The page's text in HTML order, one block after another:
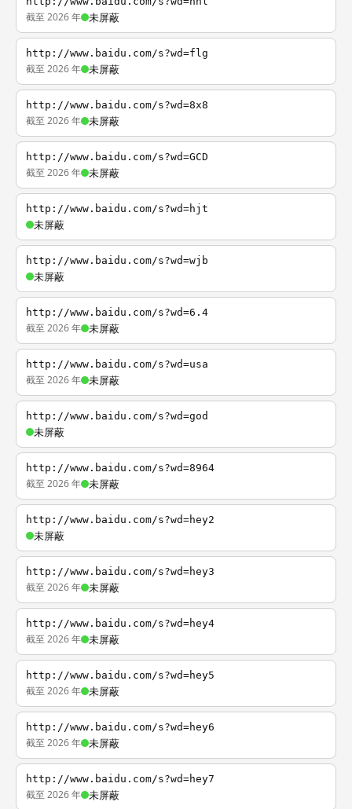
截至 2026 年 未屏蔽
http://www.baidu.com/s?wd=flg
截至 2026 年 未屏蔽
http://www.baidu.com/s?wd=8x8
截至 2026 年 未屏蔽
http://www.baidu.com/s?wd=GCD
截至 2026 年 未屏蔽
http://www.baidu.com/s?wd=hjt
未屏蔽
http://www.baidu.com/s?wd=wjb
未屏蔽
http://www.baidu.com/s?wd=6.4
截至 2026 年 未屏蔽
http://www.baidu.com/s?wd=usa
截至 2026 年 未屏蔽
http://www.baidu.com/s?wd=god
未屏蔽
http://www.baidu.com/s?wd=8964
截至 2026 年 未屏蔽
http://www.baidu.com/s?wd=hey2
未屏蔽
http://www.baidu.com/s?wd=hey3
截至 2026 年 未屏蔽
http://www.baidu.com/s?wd=hey4
截至 2026 年 未屏蔽
http://www.baidu.com/s?wd=hey5
截至 2026 年 未屏蔽
http://www.baidu.com/s?wd=hey6
截至 2026 年 未屏蔽
http://www.baidu.com/s?wd=hey7
截至 2026 年 未屏蔽